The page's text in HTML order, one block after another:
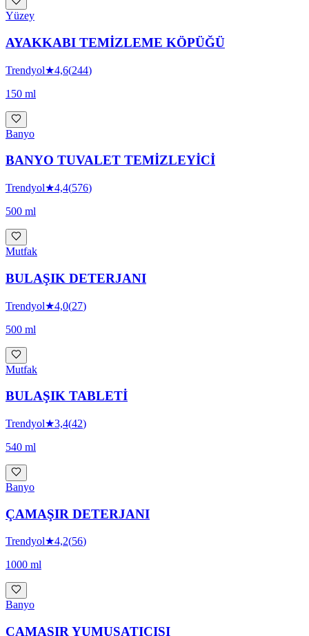
Yüzey
AYAKKABI TEMİZLEME KÖPÜĞÜ
Trendyol★4,6(244)
150 ml
Banyo
BANYO TUVALET TEMİZLEYİCİ
Trendyol★4,4(576)
500 ml
Mutfak
BULAŞIK DETERJANI
Trendyol★4,0(27)
500 ml
Mutfak
BULAŞIK TABLETİ
Trendyol★3,4(42)
540 ml
Banyo
ÇAMAŞIR DETERJANI
Trendyol★4,2(56)
1000 ml
Banyo
ÇAMAŞIR YUMUŞATICISI